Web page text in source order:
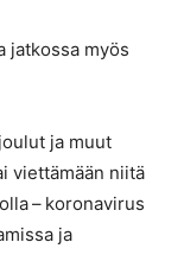
jatkossa myös
ja muut
viettämään niitä
– koronavirus
ja